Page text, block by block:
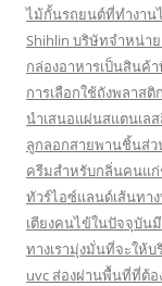
ไม้กั้นรถยนต์ที่ทำงาน
Shihlin บริษัทจำหน่
กล่องอาหารเป็นสินค้
การเลือกใช้ถังพลาส
นำเสนอแผ่นสแตนเล
ลูกลอกสายพานชิ้นส่ว
ครีมสำหรับกลิ่นคนแก่
ทัวร์ไอซ์แลนด์เส้นทา
เตียงคนไข้ในปัจจุบั
ทางเรามุ่งมั่นที่จะให้
uvc ส่องผ่านพื้นที่ที่ต้